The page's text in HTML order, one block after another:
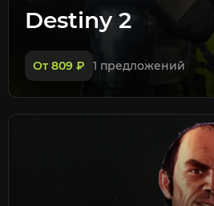
Destiny 2
От 809 ₽ 1 предложений